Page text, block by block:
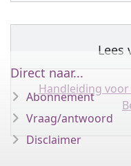
Lees
Handleiding voor
Direct naar...
Abonnement
Vraag/antwoord
Disclaimer